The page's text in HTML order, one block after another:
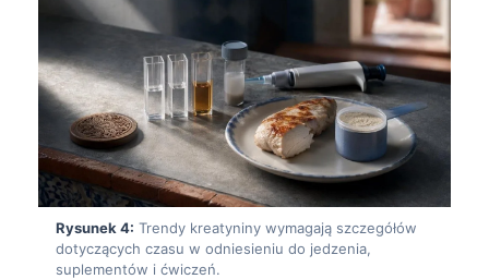
Rysunek 4: Trendy kreatyniny wymagają szczegółów
dotyczących czasu w odniesieniu do jedzenia,
suplementów i ćwiczeń.